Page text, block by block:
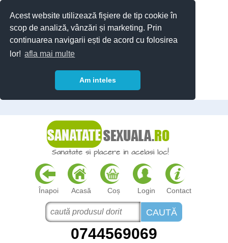
Acest website utilizează fişiere de tip cookie în
scop de analiză, vânzări și marketing. Prin
continuarea navigarii ești de acord cu folosirea
lor! afla mai multe
Am inteles
Înapoi Acasă Coș Login Contact
0744569069